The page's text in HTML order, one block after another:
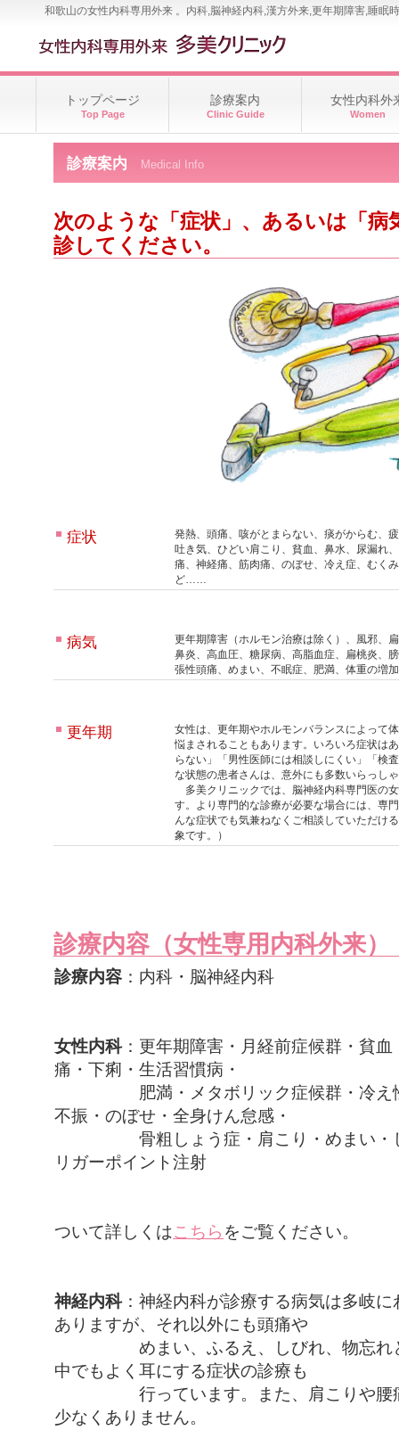
和歌山の女性内科専用外来 。内科,脳神経内科,漢方外来,更年期障害,睡
診療案内 Medical Info
次のような「症状」、あるいは「病
診してください。
症状
発熱、頭痛、咳がとまらない、痰がからむ、
吐き気、ひどい肩こり、貧血、鼻水、尿漏れ
痛、神経痛、筋肉痛、のぼせ、冷え症、むく
ど……
病気
更年期障害（ホルモン治療は除く）、風邪、
鼻炎、高血圧、糖尿病、高脂血症、扁桃炎、
張性頭痛、めまい、不眠症、肥満、体重の増
更年期
女性は、更年期やホルモンバランスによって
悩まされることもあります。いろいろ症状は
らない」「男性医師には相談しにくい」「検
な状態の患者さんは、意外にも多数いらっし
多美クリニックでは、脳神経内科専門医の
す。より専門的な診療が必要な場合には、専
んな症状でも気兼ねなくご相談していただけ
象です。）
診療内容（女性専用内科外来）
診療内容 ：内科・脳神経内科
女性内科：更年期障害・月経前症候群・貧
痛・下痢・生活習慣病・
肥満・メタボリック症候群・冷え性
不振・のぼせ・全身けん怠感・
骨粗しょう症・肩こり・めまい・し
リガーポイント注射
ついて詳しくはこちら をご覧ください。
神経内科：神経内科が診療する病気は多岐
ありますが、それ以外にも頭痛や
めまい、ふるえ、しびれ、物忘れと
中でもよく耳にする症状の診療も
行っています。また、肩こりや腰痛
少なくありません。
トップページ
Top Page
診療案内
Clinic Guide
女性内科外
Women